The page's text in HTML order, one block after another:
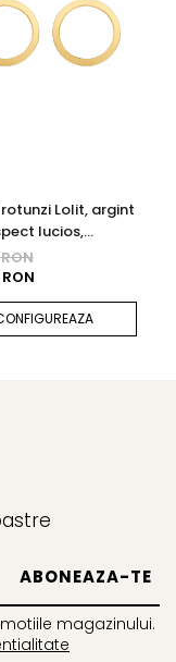
Lolit, argint
lucios,
1.4cm
magazinului.